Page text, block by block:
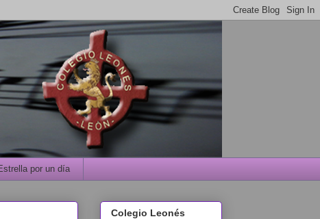
por un día
Colegio Leonés